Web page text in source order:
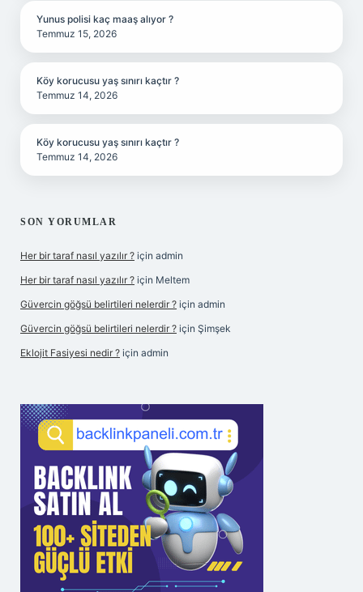
Yunus polisi kaç maaş alıyor ?
Temmuz 15, 2026
Köy korucusu yaş sınırı kaçtır ?
Temmuz 14, 2026
Köy korucusu yaş sınırı kaçtır ?
Temmuz 14, 2026
SON YORUMLAR
Her bir taraf nasıl yazılır ? için admin
Her bir taraf nasıl yazılır ? için Meltem
Güvercin göğsü belirtileri nelerdir ? için admin
Güvercin göğsü belirtileri nelerdir ? için Şimşek
Eklojit Fasiyesi nedir ? için admin